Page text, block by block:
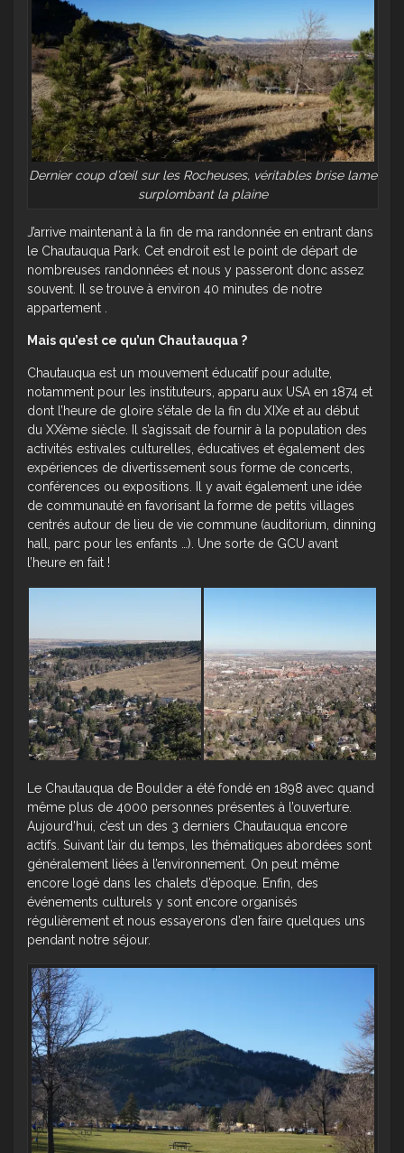
Dernier coup d’œil sur les Rocheuses, véritables brise lame
surplombant la plaine
J’arrive maintenant à la fin de ma randonnée en entrant dans
le Chautauqua Park. Cet endroit est le point de départ de
nombreuses randonnées et nous y passeront donc assez
souvent. Il se trouve à environ 40 minutes de notre
appartement .
Mais qu’est ce qu’un Chautauqua ?
Chautauqua est un mouvement éducatif pour adulte,
notamment pour les instituteurs, apparu aux USA en 1874 et
dont l’heure de gloire s’étale de la fin du XIXe et au début
du XXème siècle. Il s’agissait de fournir à la population des
activités estivales culturelles, éducatives et également des
expériences de divertissement sous forme de concerts,
conférences ou expositions. Il y avait également une idée
de communauté en favorisant la forme de petits villages
centrés autour de lieu de vie commune (auditorium, dinning
hall, parc pour les enfants …). Une sorte de GCU avant
l’heure en fait !
Le Chautauqua de Boulder a été fondé en 1898 avec quand
même plus de 4000 personnes présentes à l’ouverture.
Aujourd’hui, c’est un des 3 derniers Chautauqua encore
actifs. Suivant l’air du temps, les thématiques abordées sont
généralement liées à l’environnement. On peut même
encore logé dans les chalets d’époque. Enfin, des
événements culturels y sont encore organisés
régulièrement et nous essayerons d’en faire quelques uns
pendant notre séjour.